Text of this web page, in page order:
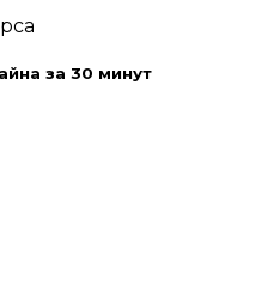
за 30 минут